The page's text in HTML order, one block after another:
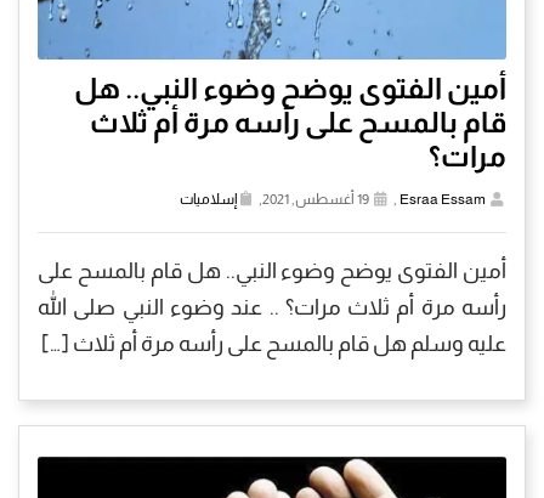
أمين الفتوى يوضح وضوء النبي.. هل
قام بالمسح على رأسه مرة أم ثلاث
مرات؟
Esraa Essam
, إسلاميات
أمين الفتوى يوضح وضوء النبي.. هل قام بالمسح على
رأسه مرة أم ثلاث مرات؟ .. عند وضوء النبي صلى الله
عليه وسلم هل قام بالمسح على رأسه مرة أم ثلاث […]